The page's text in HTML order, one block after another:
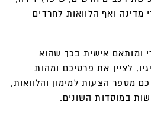
מדינה ואף הלוואות לחרדים
ומותאם אישית בכך שהוא
לציין את פרטיכם ומהות
מספר הצעות למימון והלוואות,
במוסדות השונים.